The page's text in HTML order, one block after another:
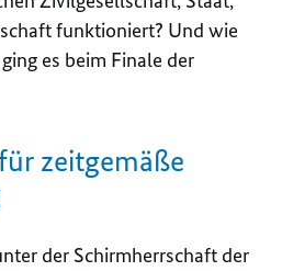
funktioniert? Und wie
es beim Finale der
zeitgemäße
der Schirmherrschaft der